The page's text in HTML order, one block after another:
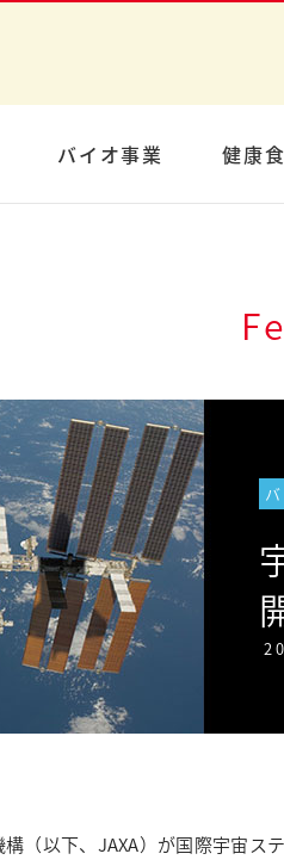
バイオ事業 健康
（以下、JAXA）が国際宇宙